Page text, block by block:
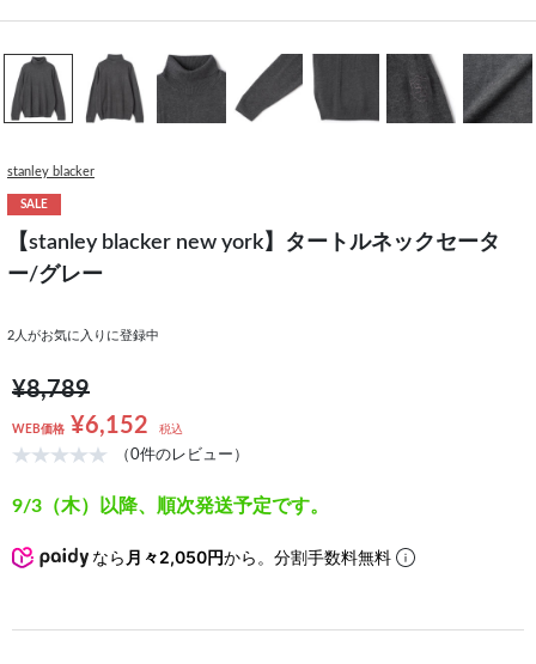
stanley blacker
SALE
【stanley blacker new york】タートルネックセータ
ー/グレー
2 人がお気に入りに登録中
¥8,789
WEB価格 ¥6,152 税込
（0件のレビュー）
9/3（木）以降、順次発送予定です。
なら 月々2,050円から。分割手数料無料